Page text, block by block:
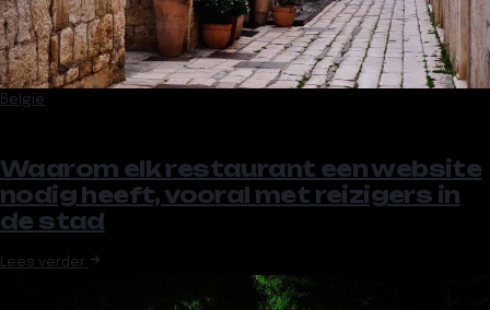
België
Waarom elk restaurant een website
nodig heeft, vooral met reizigers in
de stad
Lees verder